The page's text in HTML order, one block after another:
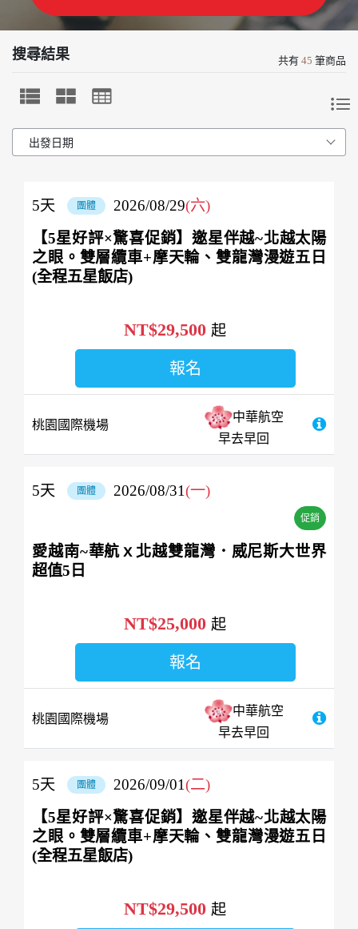
搜尋結果 共有 45 筆商品
團體 2026/08/29(六)
5天
【5星好評×驚喜促銷】邀星伴越~北越太陽
之眼。雙層纜車+摩天輪、雙龍灣漫遊五日
(全程五星飯店)
桃園國際機場
中華航空
早去早回
NT$29,500 起
報名
促銷
團體 2026/08/31(一)
5天
愛越南~華航ｘ北越雙龍灣．威尼斯大世界
超值5日
桃園國際機場
中華航空
早去早回
NT$25,000 起
報名
團體 2026/09/01(二)
5天
【5星好評×驚喜促銷】邀星伴越~北越太陽
之眼。雙層纜車+摩天輪、雙龍灣漫遊五日
(全程五星飯店)
NT$29,500 起